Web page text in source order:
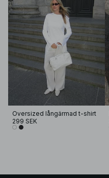
Oversized långärmad t-shirt
299 SEK